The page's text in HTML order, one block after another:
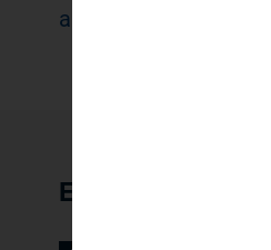
ans d'expérience
ECOLES